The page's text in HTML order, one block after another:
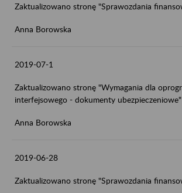
Zaktualizowano stronę "Sprawozdania
Anna Borowska
2019-07-1
Zaktualizowano stronę "Wymagania dla
interfejsowego - dokumenty ubezpieczeniowe"
Anna Borowska
2019-06-28
Zaktualizowano stronę "Sprawozdania